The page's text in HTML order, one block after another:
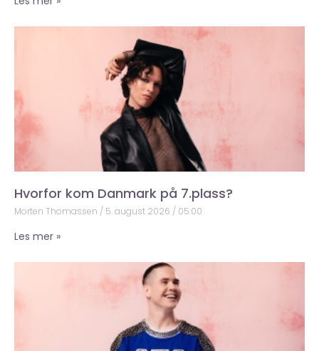
Hvorfor kom Danmark på 7.plass?
Morten Thomassen 5. august 2026 05:00
Les mer »